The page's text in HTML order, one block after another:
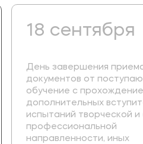
18 сентября
День завершения
документов от
обучение с
дополнительных
испытаний творческой и
профессиональной
направленности, иных